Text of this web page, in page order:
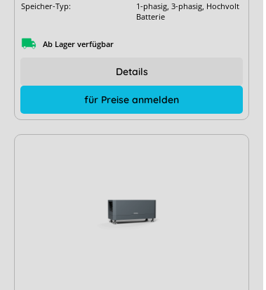
Speicher-Typ:
1-phasig, 3-phasig, Hochvolt
Batterie
Ab Lager verfügbar
für Preise anmelden
Details